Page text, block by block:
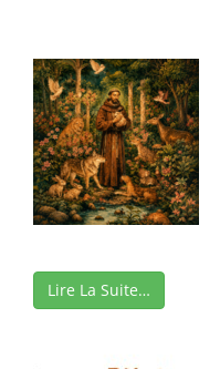
Lire La Suite…